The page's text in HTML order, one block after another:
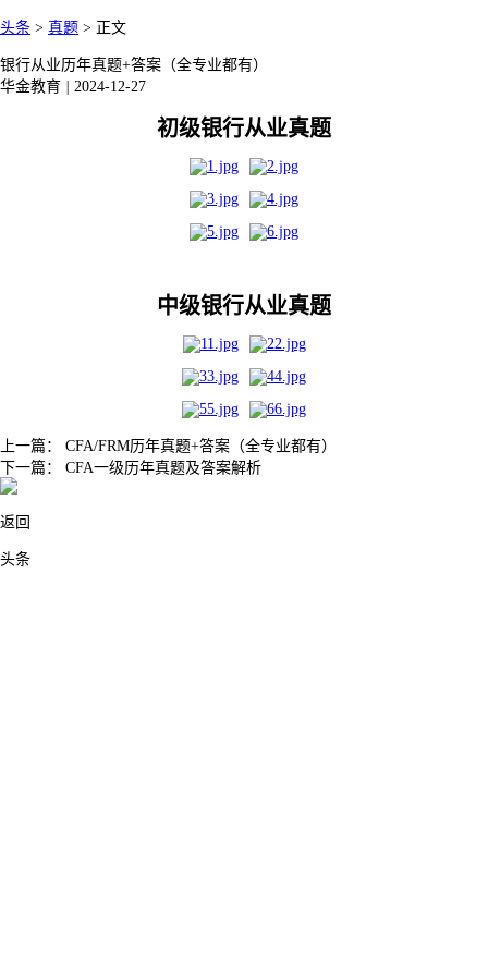
头条 > 真题 > 正文
银行从业历年真题+答案（全专业都有）
华金教育
2024-12-27
初级银行从业真题
中级银行从业真题
上一篇： CFA/FRM历年真题+答案（全专业都有）
下一篇： CFA一级历年真题及答案解析
返回
头条